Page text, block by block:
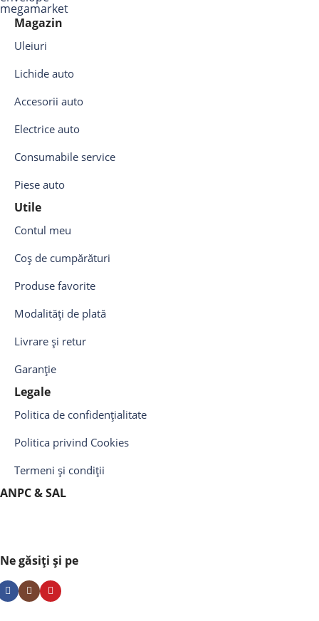
Magazin
Uleiuri
Lichide auto
Accesorii auto
Electrice auto
Consumabile service
Piese auto
Utile
Contul meu
Coș de cumpărături
Produse favorite
Modalități de plată
Livrare și retur
Garanție
Legale
Politica de confidențialitate
Politica privind Cookies
Termeni și condiții
ANPC & SAL
Ne găsiți și pe